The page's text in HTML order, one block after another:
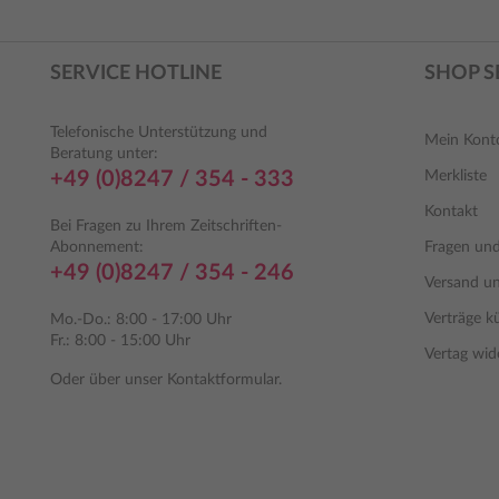
SERVICE HOTLINE
Telefonische Unterstützung und
Beratung unter:
+49 (0)8247 / 354 - 333
Bei Fragen zu Ihrem Zeitschriften-
Abonnement:
+49 (0)8247 / 354 - 246
Mo.-Do.: 8:00 - 17:00 Uhr
Fr.: 8:00 - 15:00 Uhr
Oder über unser Kontaktformular.
SHOP
Mein
Merkliste
Kontakt
Fragen
Versand
Verträge
Vertag